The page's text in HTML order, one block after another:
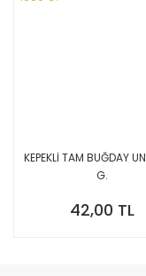
KEPEKLİ TAM BUĞDAY
G.
42,00 TL